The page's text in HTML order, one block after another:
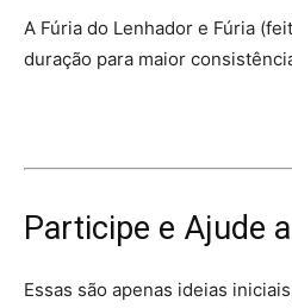
A Fúria do Lenhador e Fúria
duração para maior
Participe e Ajude
Essas são apenas ideias